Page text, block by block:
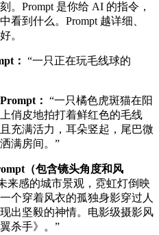
。Prompt 是你给 AI 的指令，
看到什么。Prompt 越详细、
。
： “一只正在玩毛线球的
： “一只橘色虎斑猫在阳
俏皮地拍打着鲜红色的毛线
充满活力，耳朵竖起，尾巴微
满房间。”
（包含镜头角度和风
来感的城市景观，霓虹灯倒映
个穿着风衣的孤独身影穿过人
出坚毅的神情。电影级摄影风
杀手》。”